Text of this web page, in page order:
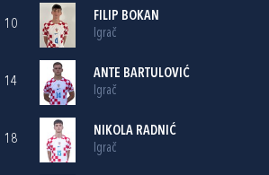
10
FILIP BOKAN
Igrač
14
ANTE BARTULOVIĆ
Igrač
18
NIKOLA RADNIĆ
Igrač